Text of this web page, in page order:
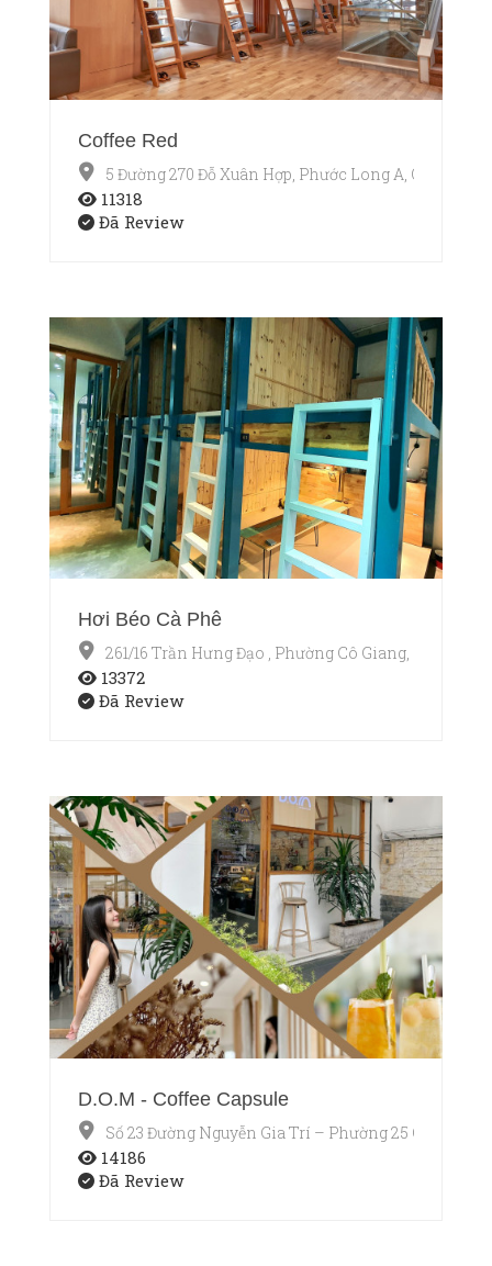
Coffee Red
5 Đường 270 Đỗ Xuân Hợp, Phước Long A, Q9
11318
Đã Review
Hơi Béo Cà Phê
261/16 Trần Hưng Đạo , Phường Cô Giang, Quận 1,
13372
Đã Review
D.O.M - Coffee Capsule
Số 23 Đường Nguyễn Gia Trí – Phường 25 Quận
14186
Đã Review